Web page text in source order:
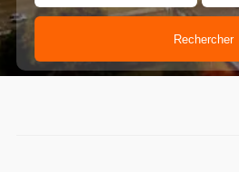
Rechercher